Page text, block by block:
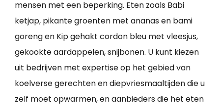
mensen met een beperking. Eten zoals Babi
ketjap, pikante groenten met ananas en bami
goreng en Kip gehakt cordon bleu met vleesjus,
gekookte aardappelen, snijbonen. U kunt kiezen
uit bedrijven met expertise op het gebied van
koelverse gerechten en diepvriesmaaltijden die u
zelf moet opwarmen, en aanbieders die het eten